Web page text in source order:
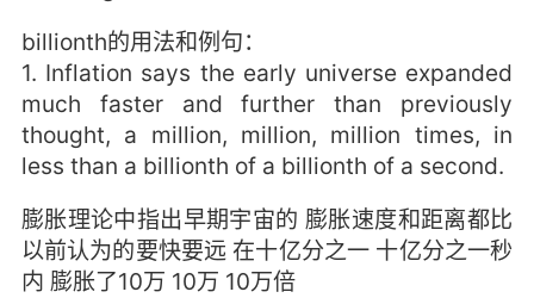
billionth的用法和例句：
1. Inflation says the early universe expanded
much faster and further than previously
thought, a million, million, million times, in
less than a billionth of a billionth of a second.
膨胀理论中指出早期宇宙的 膨胀速度和距离都比
以前认为的要快要远 在十亿分之一 十亿分之一秒
内 膨胀了10万 10万 10万倍